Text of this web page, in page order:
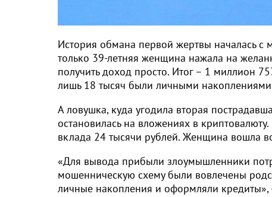
История обмана первой жертвы началась с
только 39-летняя женщина нажала на
получить доход просто. Итог – 1 миллион
лишь 18 тысяч были личными накоплениями
А ловушка, куда угодила вторая
остановилась на вложениях в
вклада 24 тысячи рублей. Женщина вошла
«Для вывода прибыли злоумышленники
мошенническую схему были вовлечены
личные накопления и оформляли кредиты»,